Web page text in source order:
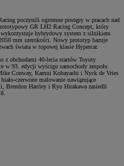
poczynili ogromne postępy w pracach nad
GR LH2 Racing Concept, który
wykorzystuje hybrydowy system z silnikiem
mm szerokości. Nowy prototyp bazuje
świata w topowej klasie Hypercar.
z obchodami 40-lecia startów Toyoty
w 93. edycji wyścigu samochody zespołu
Conway, Kamui Kobayashi i Nyck de Vries
czerwone malowanie nawiązujące
Brendon Hartley i Ryo Hirakawa zasiedli